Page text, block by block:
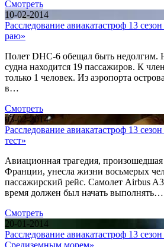
Смотреть
10-02-2014
Расследование авиакатастроф 13
раю»
Полет DHC-6 обещал быть недолгим.
судна находится 19 пассажиров. К
только 1 человек. Из аэропорта
в…
Смотреть
03-02-2014
Расследование авиакатастроф 13
тест»
Авиационная трагедия,
Франции, унесла жизни восьмерых
пассажирский рейс. Самолет Airbus
время должен был начать выполнять…
Смотреть
20-01-2014
Расследование авиакатастроф 13
Средиземным морем»